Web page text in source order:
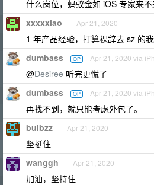
什么岗位，蚂蚁金如 iOS 专家来
xxxxxiao Apr 21, 2020
1 年产品经验，打算裸辞去 sz 的
dumbass OP Apr 21, 2020 via
@Desiree 听完更慌了
dumbass OP Apr 21, 2020 via
再找不到，就只能考虑外包了。
bulbzz Apr 21, 2020
坚挺住
wanggh Apr 21, 2020
加油，坚持住